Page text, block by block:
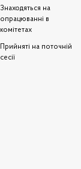
Знаходяться на
опрацюванні в
комітетах
Прийняті на поточній
сесії